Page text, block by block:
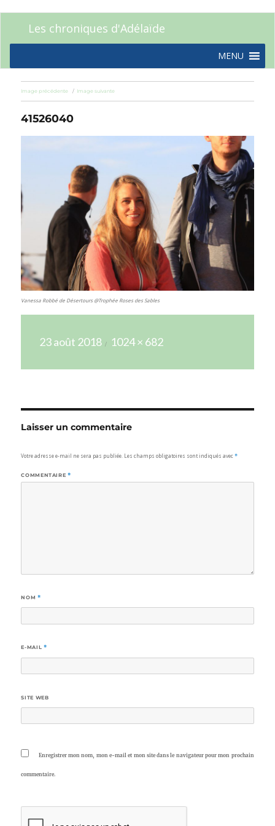
Les chroniques d'Adélaïde
MENU
Image précédente Image suivante
41526040
Vanessa Robbé de Désertours @Trophée Roses des Sables
le
23 août 2018
réelle
1024 × 682
Laisser un commentaire
Votre adresse e-mail ne sera pas publiée. Les champs obligatoires sont indiqués avec*
COMMENTAIRE *
NOM *
E-MAIL *
SITE WEB
Enregistrer mon nom, mon e-mail et mon site dans le navigateur pour mon prochain
commentaire.